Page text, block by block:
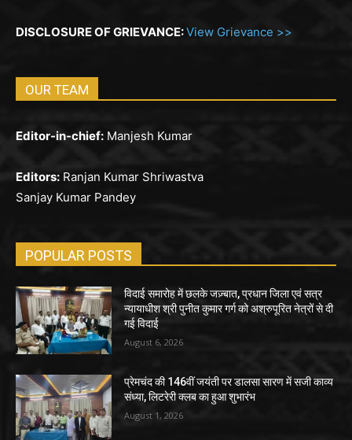
DISCLOSURE OF GRIEVANCE:View Grievance >>
OUR TEAM
Editor-in-chief: Manjesh Kumar
Editors: Ranjan Kumar Shriwastva
Sanjay Kumar Pandey
POPULAR POSTS
विदाई समारोह में छलके जज़्बात, प्रधान जिला एवं सत्र
न्यायाधीश श्री पुनीत कुमार गर्ग को अश्रुपूरित नेत्रों से दी
गई विदाई
August 6, 2026
प्रेमचंद की 146वीं जयंती पर डालसा सारण में सजी काव्य
संध्या, लिटरेरी क्लब का हुआ शुभारंभ
August 1, 2026